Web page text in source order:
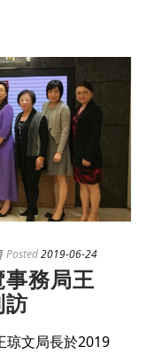
Posted2019-06-24
務局王
訪
琼文局長於2019